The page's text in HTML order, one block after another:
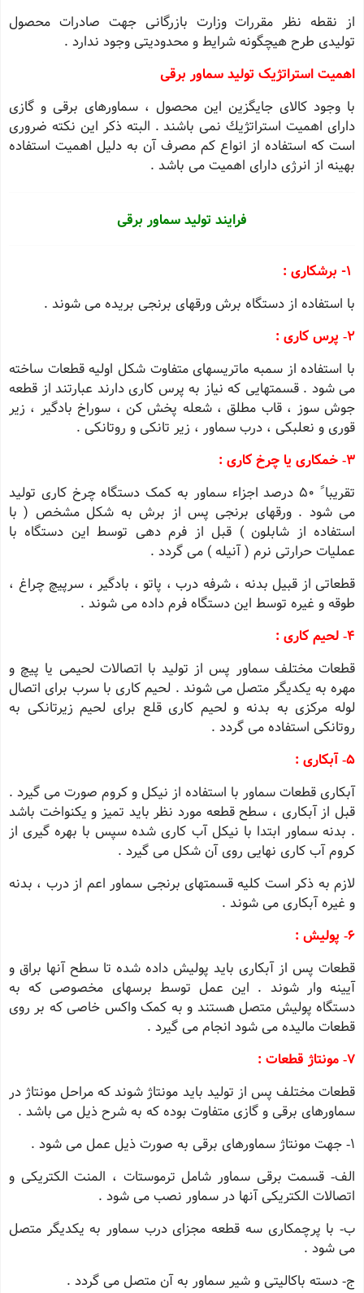
از نقطه نظر مقررات وزارت بازرگانی جهت صادرات محصول
تولیدی طرح هیچگونه شرایط و محدودیتی وجود ندارد .
اهمیت استراتژیک تولید سماور برقی
با وجود كالای جایگزین این محصول ، سماورهای برقی و گازی
دارای اهمیت استراتژیك نمی باشند . البته ذكر این نكته ضروری
است كه استفاده از انواع كم مصرف آن به دلیل اهمیت استفاده
بهینه از انرژی دارای اهمیت می باشد .
فرایند تولید سماور برقی
1- برشکاری :
با استفاده از دستگاه برش ورقهای برنجی بریده می شوند .
2‐ پرس کاری :
با استفاده از سمبه ماتریسهای متفاوت شکل اولیه قطعات ساخته
می شود . قسمتهایی که نیاز به پرس کاری دارند عبارتند از قطعه
جوش سوز ، قاب مطلق ، شعله پخش کن ، سوراخ بادگیر ، زیر
قوری و نعلبكی ، درب سماور ، زیر تانکی و روتانکی .
3‐ خمکاری یا چرخ کاری :
تقریباﹰ ٥٠ درصد اجزاء سماور به کمک دستگاه چرخ کاری تولید
می شود . ورقهای برنجی پس از برش به شکل مشخص ( با
استفاده از شابلون ) قبل از فرم دهی توسط این دستگاه با
عملیات حرارتی نرم ( آنیله ) می گردد .
قطعاتی از قبیل بدنه ، شرفه درب ، پاتو ، بادگیر ، سرپیچ چراغ ،
طوقه و غیره توسط این دستگاه فرم داده می شوند .
4‐ لحیم کاری :
قطعات مختلف سماور پس از تولید با اتصالات لحیمی یا پیچ و
مهره به یکدیگر متصل می شوند . لحیم کاری با سرب برای اتصال
لوله مرکزی به بدنه و لحیم کاری قلع برای لحیم زیرتانکی به
روتانکی استفاده می گردد .
5‐ آبکاری :
آبکاری قطعات سماور با استفاده از نیکل و کروم صورت می گیرد .
قبل از آبکاری ، سطح قطعه مورد نظر باید تمیز و یکنواخت باشد
. بدنه سماور ابتدا با نیکل آب کاری شده سپس با بهره گیری از
کروم آب کاری نهایی روی آن شکل می گیرد .
لازم به ذکر است کلیه قسمتهای برنجی سماور اعم از درب ، بدنه
و غیره آبکاری می شوند .
6‐ پولیش :
قطعات پس از آبکاری باید پولیش داده شده تا سطح آنها براق و
آیینه وار شوند . این عمل توسط برسهای مخصوصی که به
دستگاه پولیش متصل هستند و به کمک واکس خاصی که بر روی
قطعات مالیده می شود انجام می گیرد .
7‐ مونتاژ قطعات :
قطعات مختلف پس از تولید باید مونتاژ شوند که مراحل مونتاژ در
سماورهای برقی و گازی متفاوت بوده كه به شرح ذیل می باشد .
1‐ جهت مونتاژ سماورهای برقی به صورت ذیل عمل می شود .
الف‐ قسمت برقی سماور شامل ترموستات ، المنت الکتریکی و
اتصالات الکتریکی آنها در سماور نصب می شود .
ب‐ با پرچمکاری سه قطعه مجزای درب سماور به یکدیگر متصل
می شود .
ج‐ دسته باکالیتی و شیر سماور به آن متصل می گردد .